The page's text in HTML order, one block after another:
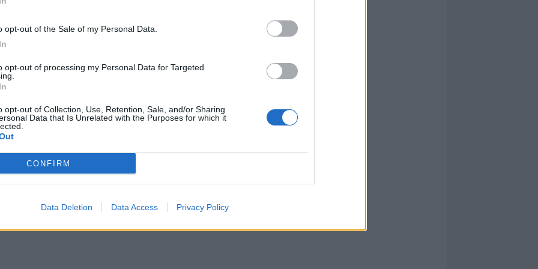
opt-out of the Sale of my Personal Data.
opt-out of processing my Personal Data for Targeted
opt-out of Collection, Use, Retention, Sale, and/or Sharing
Data that Is Unrelated with the Purposes for which it
CONFIRM
Data Deletion Data Access Privacy Policy
su Instagram!
/ Data:Mer 03 giugno 2026 alle 11:51
Tweet